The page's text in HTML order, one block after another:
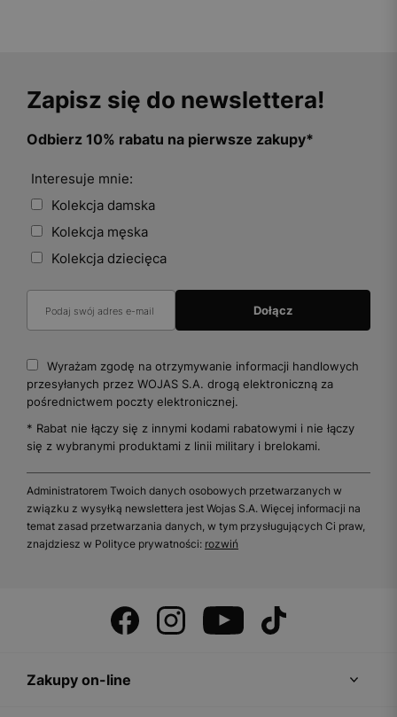
Zapisz się do newslettera!
Odbierz 10% rabatu na pierwsze zakupy*
Interesuje mnie:
Kolekcja damska
Kolekcja męska
Kolekcja dziecięca
Wyrażam zgodę na otrzymywanie informacji handlowych
przesyłanych przez WOJAS S.A. drogą elektroniczną za
pośrednictwem poczty elektronicznej.
* Rabat nie łączy się z innymi kodami rabatowymi i nie łączy
się z wybranymi produktami z linii military i brelokami.
Administratorem Twoich danych osobowych przetwarzanych w
związku z wysyłką newslettera jest Wojas S.A. Więcej informacji na
temat zasad przetwarzania danych, w tym przysługujących Ci praw,
znajdziesz w Polityce prywatności: rozwiń
Zakupy on-line